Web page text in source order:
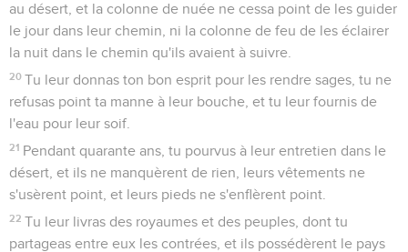
au désert, et la colonne de nuée ne cessa point de les guider
le jour dans leur chemin, ni la colonne de feu de les éclairer
la nuit dans le chemin qu'ils avaient à suivre.
20 Tu leur donnas ton bon esprit pour les rendre sages, tu ne
refusas point ta manne à leur bouche, et tu leur fournis de
l'eau pour leur soif.
21 Pendant quarante ans, tu pourvus à leur entretien dans le
désert, et ils ne manquèrent de rien, leurs vêtements ne
s'usèrent point, et leurs pieds ne s'enflèrent point.
22 Tu leur livras des royaumes et des peuples, dont tu
partageas entre eux les contrées, et ils possédèrent le pays